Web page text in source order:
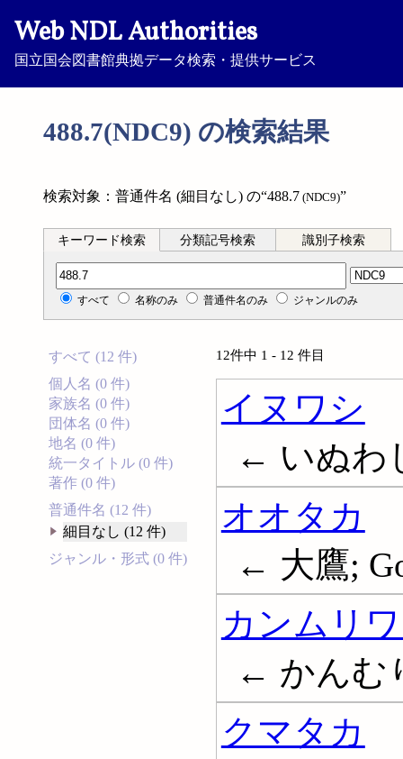
Web NDL Authorities
国立国会図書館典拠データ検索・提供サービス
488.7(NDC9) の検索結果
検索対象：普通件名 (細目なし) の“488.7 (NDC9)”
キーワード検索 分類記号検索 識別子検索
分類記号検索
すべて 名称のみ 普通件名のみ ジャンルのみ
すべて (12 件)
個人名 (0 件)
家族名 (0 件)
団体名 (0 件)
地名 (0 件)
統一タイトル (0 件)
著作 (0 件)
普通件名 (12 件)
細目なし (12 件)
ジャンル・形式 (0 件)
12件中 1 - 12 件目
イヌワシ
← いぬわ
オオタカ
← 大鷹;
カンムリ
← かんむ
クマタカ